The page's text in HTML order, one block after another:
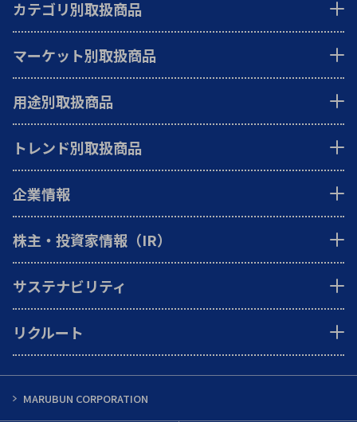
カテゴリ別取扱商品
マーケット別取扱商品
用途別取扱商品
トレンド別取扱商品
企業情報
株主・投資家情報（IR）
サステナビリティ
リクルート
MARUBUN CORPORATION